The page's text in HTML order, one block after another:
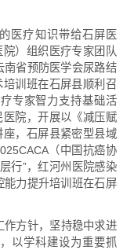
医疗知识带给石屏医
）组织医疗专家团队
省预防医学会尿路结
训班在石屏县顺利召
专家智力支持基础活
院，开展以《减压赋
，石屏县紧密型县域
（中国抗癌协
行”，红河州医院感染
能力提升培训班在石屏
作方针，坚持稳中求进
以学科建设为重要抓